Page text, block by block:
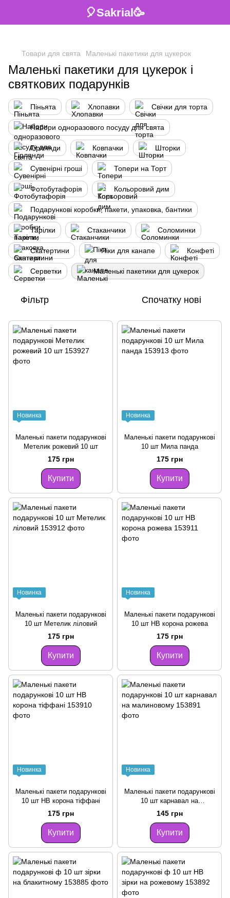
🎈Sakrial🥳
Товари для свята Маленькі пакетики для цукерок
Маленькі пакетики для цукерок і
святкових подарунків
Піньята Хлопавки Свічки для торта
Набори одноразового посуду для свята
Гірлянди Ковпачки Шторки
Сувенірні гроші Топери на Торт
Фотобутафорія Кольоровий дим
Подарункові коробки, пакети, упаковка, бантики
Тарілки Стаканчики Соломинки
Скатертини Піки для канапе Конфеті
Серветки Маленькі пакетики для цукерок
Фільтр Спочатку нові
Новинка
Маленькі пакети подарункові
Метелик рожевий 10 шт
175 грн
Купити
Новинка
Маленькі пакети подарункові
10 шт Мила панда
175 грн
Купити
Новинка
Маленькі пакети подарункові
10 шт Метелик ліловий
175 грн
Купити
Новинка
Маленькі пакети подарункові
10 шт HB корона рожева
175 грн
Купити
Новинка
Маленькі пакети подарункові
10 шт HB корона тіффані
175 грн
Купити
Новинка
Маленькі пакети подарункові
10 шт карнавал на
малиновому
145 грн
Купити